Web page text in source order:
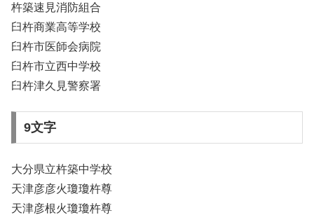
杵築速見消防組合
臼杵商業高等学校
臼杵市医師会病院
臼杵市立西中学校
臼杵津久見警察署
9文字
大分県立杵築中学校
天津彦彦火瓊瓊杵尊
天津彦根火瓊瓊杵尊